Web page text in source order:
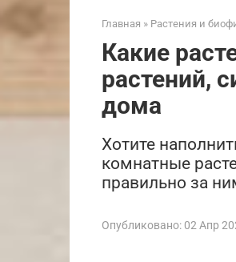
Главная » Растения и
Какие
растений,
дома
Хотите
комнатные
правильно за
Опубликовано: 02 Апр